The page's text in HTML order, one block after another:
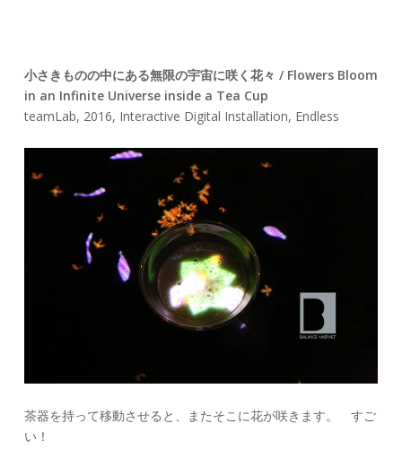
小さきものの中にある無限の宇宙に咲く花々 / Flowers Bloom
in an Infinite Universe inside a Tea Cup
teamLab, 2016, Interactive Digital Installation, Endless
茶器を持って移動させると、またそこに花が咲きます。 すご
い！